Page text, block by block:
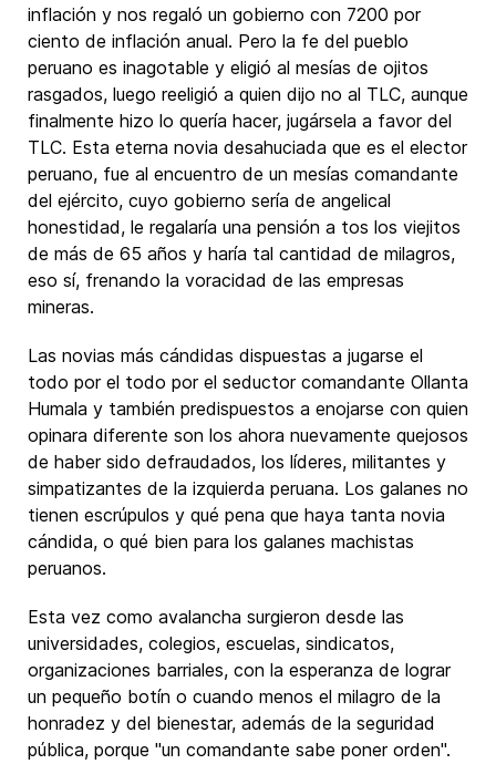
inflación y nos regaló un gobierno con 7200 por
ciento de inflación anual. Pero la fe del pueblo
peruano es inagotable y eligió al mesías de ojitos
rasgados, luego reeligió a quien dijo no al TLC, aunque
finalmente hizo lo quería hacer, jugársela a favor del
TLC. Esta eterna novia desahuciada que es el elector
peruano, fue al encuentro de un mesías comandante
del ejército, cuyo gobierno sería de angelical
honestidad, le regalaría una pensión a tos los viejitos
de más de 65 años y haría tal cantidad de milagros,
eso sí, frenando la voracidad de las empresas
mineras.
Las novias más cándidas dispuestas a jugarse el
todo por el todo por el seductor comandante Ollanta
Humala y también predispuestos a enojarse con quien
opinara diferente son los ahora nuevamente quejosos
de haber sido defraudados, los líderes, militantes y
simpatizantes de la izquierda peruana. Los galanes no
tienen escrúpulos y qué pena que haya tanta novia
cándida, o qué bien para los galanes machistas
peruanos.
Esta vez como avalancha surgieron desde las
universidades, colegios, escuelas, sindicatos,
organizaciones barriales, con la esperanza de lograr
un pequeño botín o cuando menos el milagro de la
honradez y del bienestar, además de la seguridad
pública, porque "un comandante sabe poner orden".